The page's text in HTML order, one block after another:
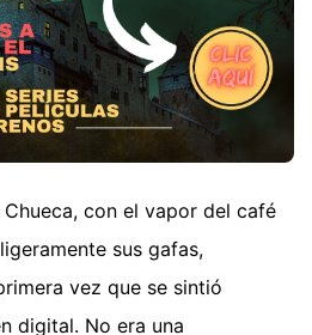
con el vapor del café
sus gafas,
vez que se sintió
digital. No era una